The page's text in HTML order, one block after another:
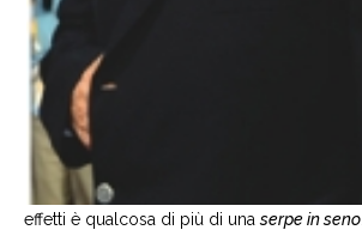
effetti è qualcosa di più di unaserpe in seno